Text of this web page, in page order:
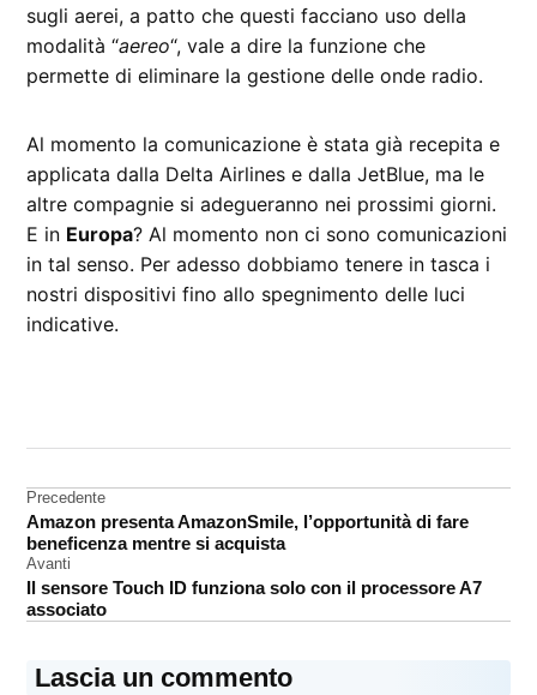
sugli aerei, a patto che questi facciano uso della
modalità “aereo“, vale a dire la funzione che
permette di eliminare la gestione delle onde radio.
Al momento la comunicazione è stata già recepita e
applicata dalla Delta Airlines e dalla JetBlue, ma le
altre compagnie si adegueranno nei prossimi giorni.
E in Europa? Al momento non ci sono comunicazioni
in tal senso. Per adesso dobbiamo tenere in tasca i
nostri dispositivi fino allo spegnimento delle luci
indicative.
Navigazione
articoli
Precedente
Amazon presenta AmazonSmile, l’opportunità di fare
beneficenza mentre si acquista
Avanti
Il sensore Touch ID funziona solo con il processore A7
associato
Lascia un commento